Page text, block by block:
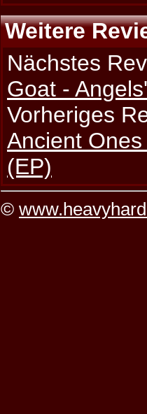
Weitere
Nächstes
Goat -
Vorheriges
Ancient
(EP)
©